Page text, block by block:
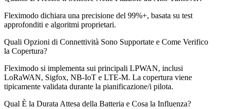
Fleximodo dichiara una precisione del 99%+, basata su test
approfonditi e algoritmi proprietari.
Quali Opzioni di Connettività Sono Supportate e Come Verifico
la Copertura?
Fleximodo si implementa sui principali LPWAN, inclusi
LoRaWAN, Sigfox, NB-IoT e LTE-M. La copertura viene
tipicamente validata durante la pianificazione/i pilota.
Qual È la Durata Attesa della Batteria e Cosa la Influenza?